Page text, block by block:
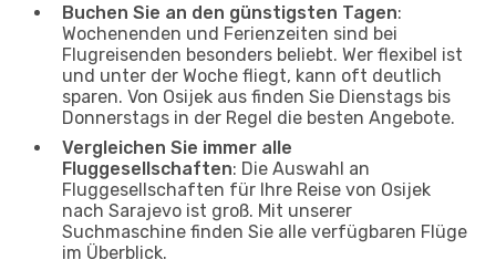
Buchen Sie an den günstigsten Tagen:
Wochenenden und Ferienzeiten sind bei
Flugreisenden besonders beliebt. Wer flexibel ist
und unter der Woche fliegt, kann oft deutlich
sparen. Von Osijek aus finden Sie Dienstags bis
Donnerstags in der Regel die besten Angebote.
Vergleichen Sie immer alle
Fluggesellschaften: Die Auswahl an
Fluggesellschaften für Ihre Reise von Osijek
nach Sarajevo ist groß. Mit unserer
Suchmaschine finden Sie alle verfügbaren Flüge
im Überblick.